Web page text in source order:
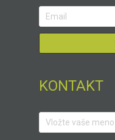
KONTAKT